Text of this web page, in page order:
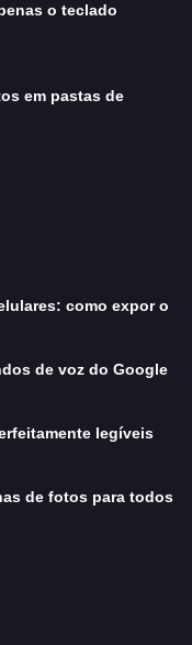
o teclado
em pastas de
como expor o
de voz do Google
legíveis
de fotos para todos